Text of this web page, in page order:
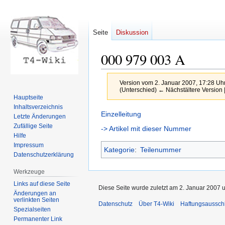
000 979 003 A
Version vom 2. Januar 2007, 17:28
(Unterschied) ← Nächstältere Version
Zur
Navigation
Zur
Suche
Einzelleitung
-> Artikel mit dieser Nummer
Kategorie: Teilenummer
Seite Diskussion
Hauptseite
Inhaltsverzeichnis
Letzte Änderungen
Zufällige Seite
Hilfe
Impressum
Datenschutzerklärung
Werkzeuge
Links auf diese Seite
Änderungen an
verlinkten Seiten
Spezialseiten
Permanenter Link
Diese Seite wurde zuletzt am 2. Januar 2007
Datenschutz Über T4-Wiki